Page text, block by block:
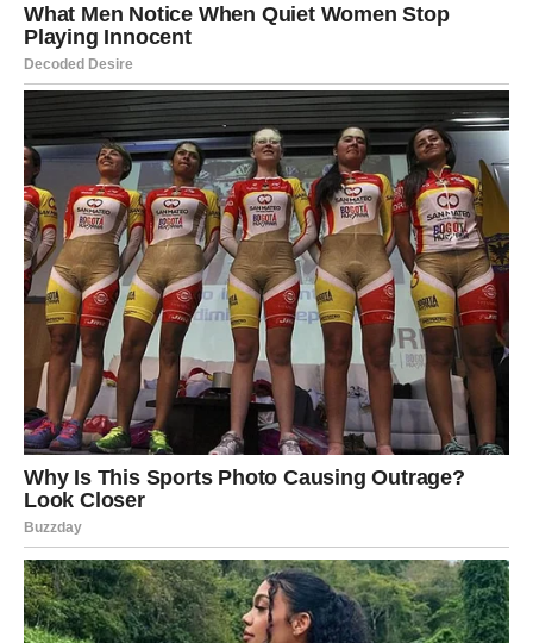
potvrdu. Ne bavi se nagađanjem. Ako Jarac kaže da zna
— on zna.
Može doći kroz:
direktno priznanje
“uhvaćenu” situaciju
dokaz koji ne ostavlja prostor za izgovore
nečiju priču koja se poklapa sa svim činjenicama
Šta Jarac oseća?
Jarac prvo oseti bes, ali ga brzo pretvori u kontrolu.
Unutra se dešava:
osećaj izdaje
osećaj poniženja